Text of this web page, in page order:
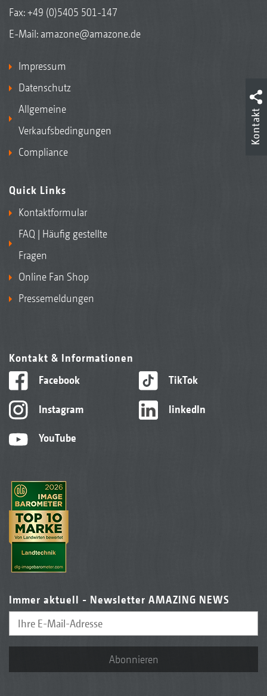
Fax: +49 (0)5405 501-147
E-Mail: amazone@amazone.de
Impressum
Datenschutz
Allgemeine
Verkaufsbedingungen
Compliance
Quick Links
Kontaktformular
FAQ | Häufig gestellte
Fragen
Online Fan Shop
Pressemeldungen
Kontakt & Informationen
Facebook
Instagram
YouTube
TikTok
linkedIn
Immer aktuell - Newsletter AMAZING NEWS
Abonnieren
Kontakt